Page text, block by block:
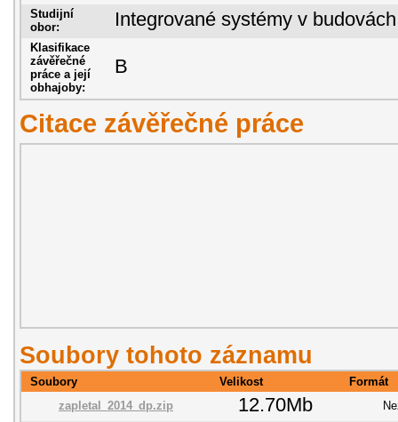
Studijní
obor:
Integrované systémy v budovách
Klasifikace
závěřečné
práce a její
obhajoby:
B
Citace závěřečné práce
Soubory tohoto záznamu
Soubory Velikost
Formát
zapletal_2014_dp.zip
12.70Mb